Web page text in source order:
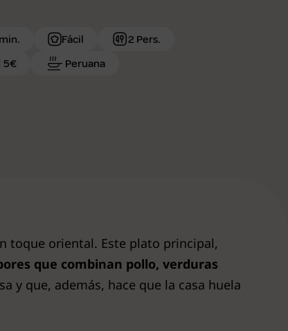
Fácil
2 Pers.
5€ Peruana
toque oriental. Este plato principal,
que combinan pollo, verduras
y que, además, hace que la casa huela